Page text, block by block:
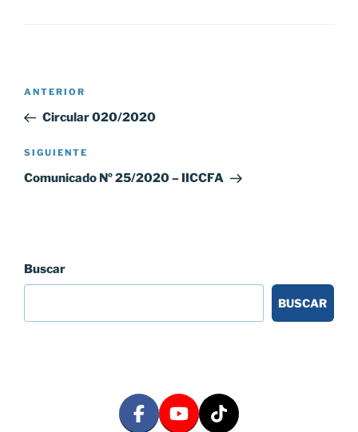
Navegación
entradas
Entrada
anterior:
ANTERIOR
Circular 020/2020
Siguiente
entrada
SIGUIENTE
Comunicado Nº 25/2020 – IICCFA
Buscar
BUSCAR